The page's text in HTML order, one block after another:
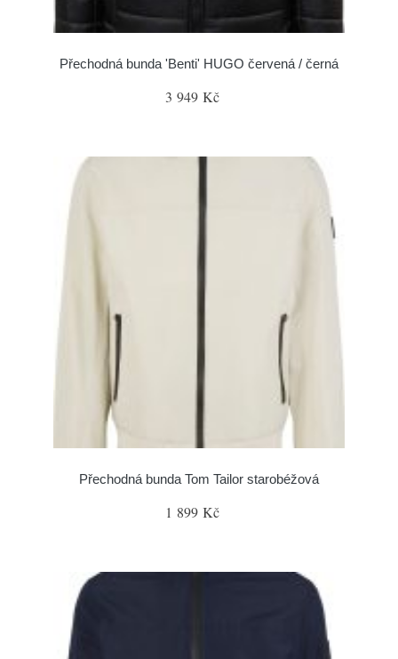
Přechodná bunda 'Benti' HUGO červená / černá
3 949 Kč
Přechodná bunda Tom Tailor starobéžová
1 899 Kč